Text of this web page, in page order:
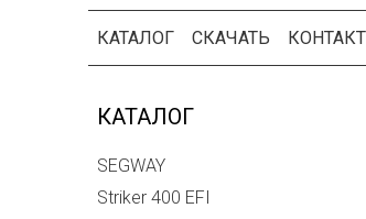
КАТАЛОГ СКАЧАТЬ
КАТАЛОГ
SEGWAY
Striker 400 EFI